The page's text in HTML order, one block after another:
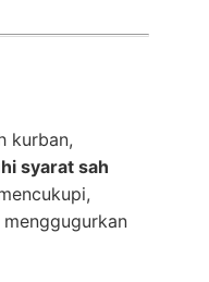
kurban,
syarat sah